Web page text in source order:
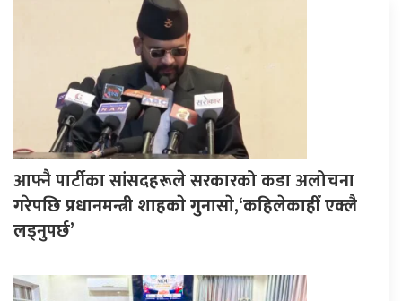
आफ्नै पार्टीका सांसदहरूले सरकारको कडा अलोचना
गरेपछि प्रधानमन्त्री शाहकाे गुनासाे,‘कहिलेकाहीँ एक्लै
लड्नुपर्छ’